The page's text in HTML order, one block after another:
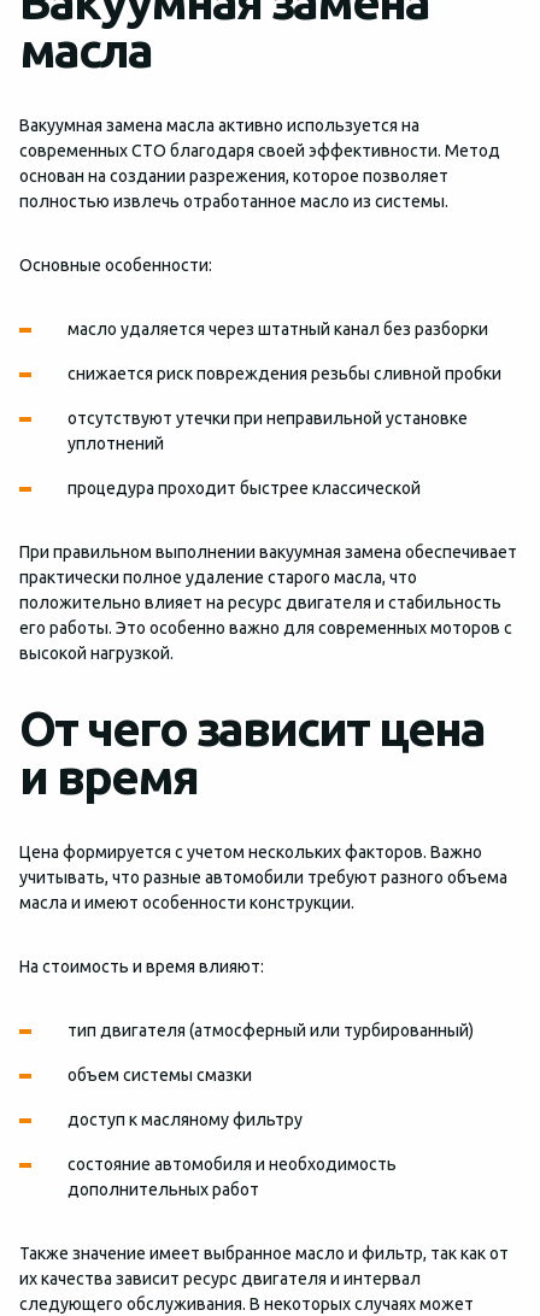
масла
Вакуумная замена масла активно используется на
современных СТО благодаря своей эффективности. Метод
основан на создании разрежения, которое позволяет
полностью извлечь отработанное масло из системы.
Основные особенности:
масло удаляется через штатный канал без разборки
снижается риск повреждения резьбы сливной пробки
отсутствуют утечки при неправильной установке
уплотнений
процедура проходит быстрее классической
При правильном выполнении вакуумная замена обеспечивает
практически полное удаление старого масла, что
положительно влияет на ресурс двигателя и стабильность
его работы. Это особенно важно для современных моторов с
высокой нагрузкой.
От чего зависит цена
и время
Цена формируется с учетом нескольких факторов. Важно
учитывать, что разные автомобили требуют разного объема
масла и имеют особенности конструкции.
На стоимость и время влияют:
тип двигателя (атмосферный или турбированный)
объем системы смазки
доступ к масляному фильтру
состояние автомобиля и необходимость
дополнительных работ
Также значение имеет выбранное масло и фильтр, так как от
их качества зависит ресурс двигателя и интервал
следующего обслуживания. В некоторых случаях может